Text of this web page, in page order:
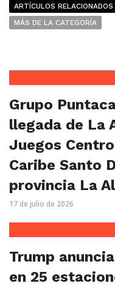
ARTÍCULOS RELACIONADOS
MÁS DE LA CATEGORÍA
Grupo
llegada de La
Juegos
Caribe Santo
provincia La
17 de julio de 2026
Trump
en 25